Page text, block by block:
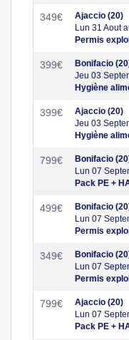
349€
Ajaccio (20)
Lun 31 Aout
Permis
399€
Bonifacio
Jeu 03
Hygiène
399€
Ajaccio (20)
Jeu 03
Hygiène
799€
Bonifacio
Lun 07
Pack PE +
499€
Bonifacio
Lun 07
Permis
349€
Bonifacio
Lun 07
Permis
799€
Ajaccio (20)
Lun 07
Pack PE +